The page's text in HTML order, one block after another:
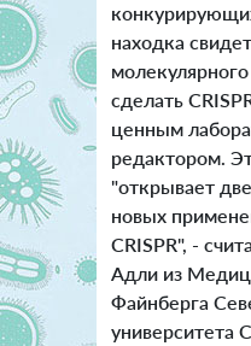
находка
сделать
ценным
редактором.
"открывает
новых
CRISPR", -
Адли из
Файнберга
университета